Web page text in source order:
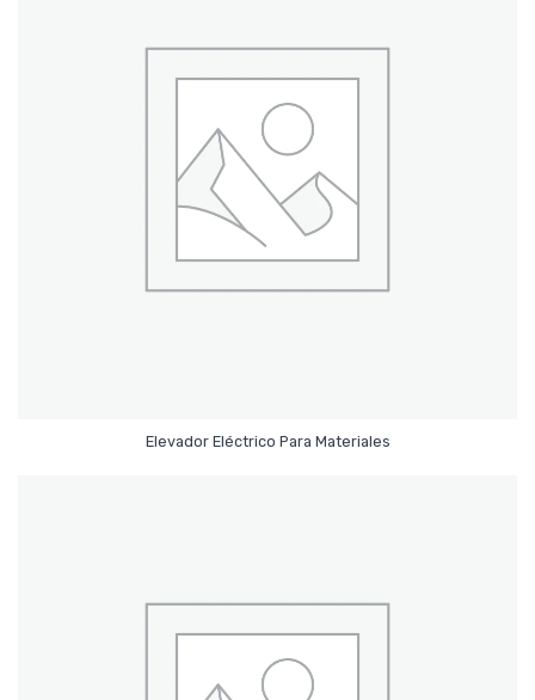
Elevador Eléctrico Para Materiales